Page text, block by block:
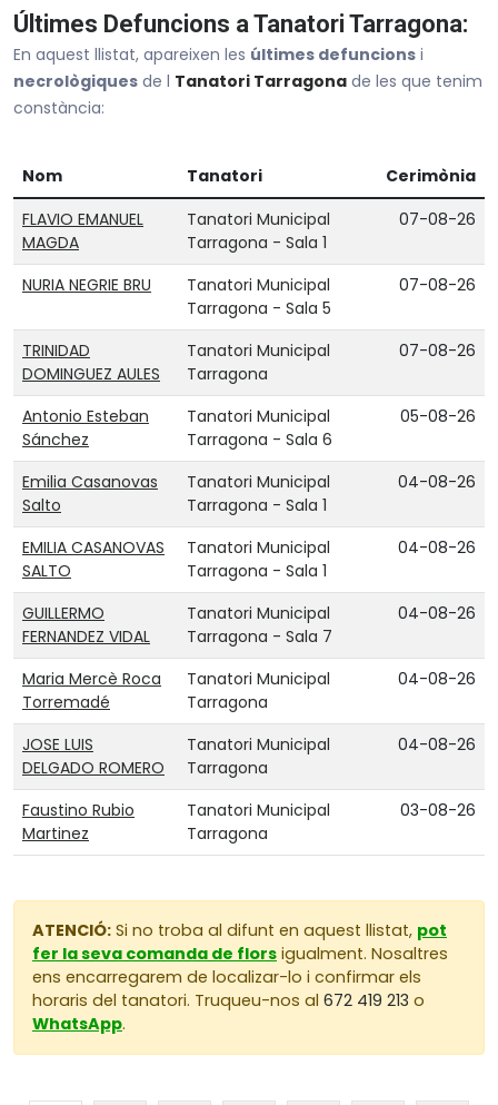
Torredembarra
Cambrils
Veure tot Tarragona
Últimes Defuncions a Tanatori Tarragona:
En aquest llistat, apareixen les últimes defuncions i
necrològiques de l Tanatori Tarragona de les que tenim
constància:
Nom Tanatori
Cerimònia
FLAVIO EMANUEL
MAGDA
Tanatori Municipal
Tarragona - Sala 1
07-08-26
NURIA NEGRIE BRU
Tanatori Municipal
Tarragona - Sala 5
07-08-26
TRINIDAD
DOMINGUEZ AULES
Tanatori Municipal
Tarragona
07-08-26
Antonio Esteban
Sánchez
Tanatori Municipal
Tarragona - Sala 6
05-08-26
Emilia Casanovas
Salto
Tanatori Municipal
Tarragona - Sala 1
04-08-26
EMILIA CASANOVAS
SALTO
Tanatori Municipal
Tarragona - Sala 1
04-08-26
GUILLERMO
FERNANDEZ VIDAL
Tanatori Municipal
Tarragona - Sala 7
04-08-26
Maria Mercè Roca
Torremadé
Tanatori Municipal
Tarragona
04-08-26
JOSE LUIS
DELGADO ROMERO
Tanatori Municipal
Tarragona
04-08-26
Faustino Rubio
Martinez
Tanatori Municipal
Tarragona
03-08-26
ATENCIÓ: Si no troba al difunt en aquest llistat, pot
fer la seva comanda de flors igualment. Nosaltres
ens encarregarem de localizar-lo i confirmar els
horaris del tanatori. Truqueu-nos al 672 419 213 o
WhatsApp.